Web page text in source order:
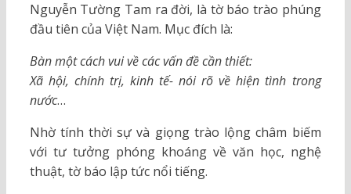
Nguyễn Tường Tam ra đời, là tờ báo trào phúng
đầu tiên của Việt Nam. Mục đích là:
Bàn một cách vui về các vấn đề cần thiết:
Xã hội, chính trị, kinh tế- nói rõ về hiện tình trong
nước…
Nhờ tính thời sự và giọng trào lộng châm biếm
với tư tưởng phóng khoáng về văn học, nghệ
thuật, tờ báo lập tức nổi tiếng.